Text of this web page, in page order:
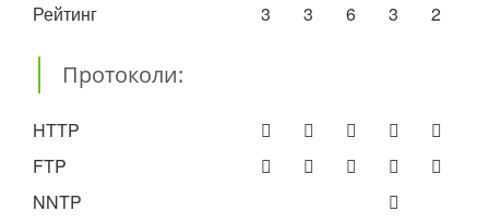
Рейтинг
3 3 6 3 2
Протоколи:
HTTP
FTP
NNTP